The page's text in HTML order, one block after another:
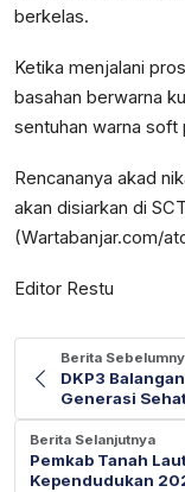
berkelas.
Ketika menjalani
basahan berwarna
sentuhan warna soft
Rencananya akad
akan disiarkan di
(Wartabanjar.com/
Editor Restu
Berita
DKP3
Generasi
Berita Selanjutnya
Pemkab Tanah
Kependudukan